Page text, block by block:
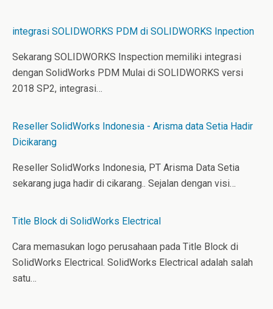
integrasi SOLIDWORKS PDM di SOLIDWORKS Inpection
Sekarang SOLIDWORKS Inspection memiliki integrasi
dengan SolidWorks PDM Mulai di SOLIDWORKS versi
2018 SP2, integrasi…
Reseller SolidWorks Indonesia - Arisma data Setia Hadir
Dicikarang
Reseller SolidWorks Indonesia, PT Arisma Data Setia
sekarang juga hadir di cikarang.. Sejalan dengan visi…
Title Block di SolidWorks Electrical
Cara memasukan logo perusahaan pada Title Block di
SolidWorks Electrical. SolidWorks Electrical adalah salah
satu…